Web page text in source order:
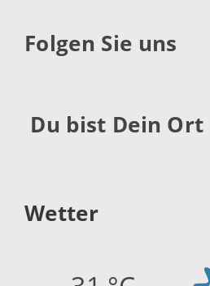
Folgen Sie uns
Du bist Dein Ort
Wetter